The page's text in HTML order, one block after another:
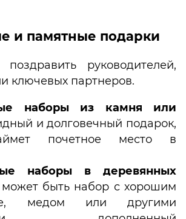
и памятные подарки
руководителей,
ключевых партнеров.
наборы из камня или
и долговечный подарок,
почетное место в
наборы в деревянных
быть набор с хорошим
медом или другими